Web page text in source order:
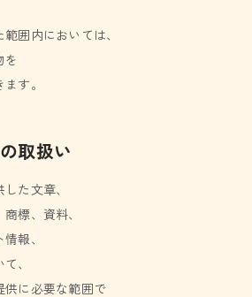
囲内においては、
を
す。
取扱い
た文章、
標、資料、
報、
、
に必要な範囲で